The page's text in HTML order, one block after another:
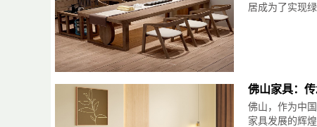
居成为了实现
佛山家具：
佛山，作为中
家具发展的辉煌